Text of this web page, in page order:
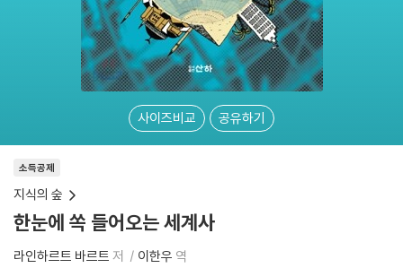
사이즈비교 공유하기
소득공제
지식의 숲
한눈에 쏙 들어오는 세계사
라인하르트 바르트 저 이한우 역